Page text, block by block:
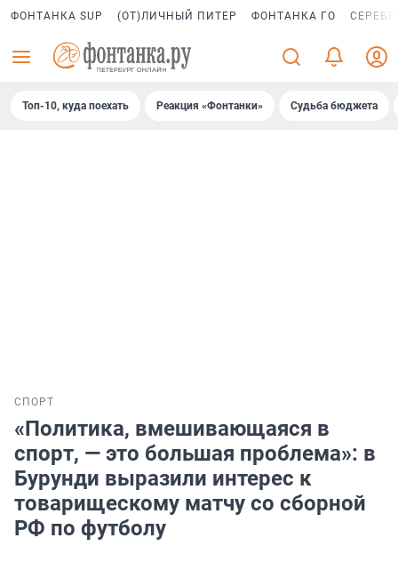
ФОНТАНКА SUP (ОТ)ЛИЧНЫЙ ПИТЕР ФОНТАНКА ГО
Топ-10, куда поехать Реакция «Фонтанки» Судьба бюджета
СПОРТ
«Политика, вмешивающаяся в
спорт, — это большая проблема»: в
Бурунди выразили интерес к
товарищескому матчу со сборной
РФ по футболу